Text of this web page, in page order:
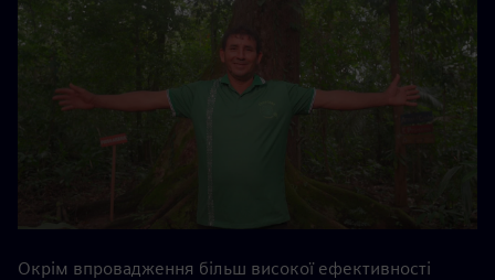
Окрім впровадження більш високої ефективності